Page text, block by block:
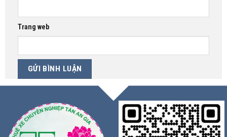
Trang web